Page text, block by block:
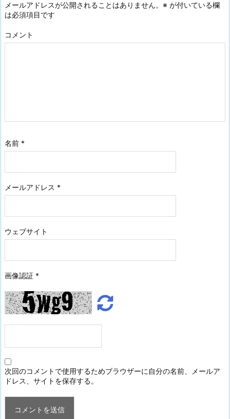
メールアドレスが公開されることはありません。 ※ が付いている欄
は必須項目です
コメント
名前 *
メールアドレス *
ウェブサイト
画像認証 *
次回のコメントで使用するためブラウザーに自分の名前、メールア
ドレス、サイトを保存する。